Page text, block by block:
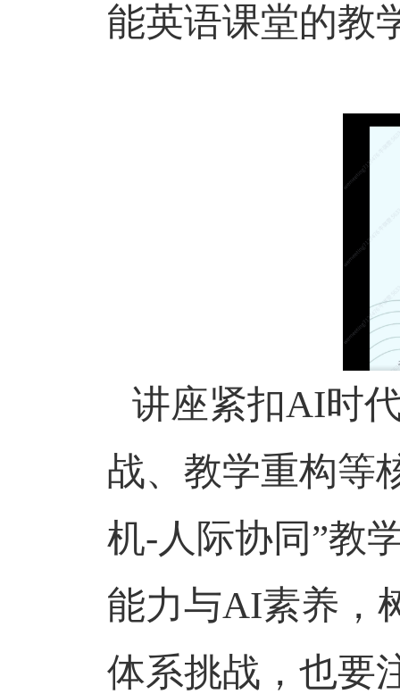
能英语课堂的教
讲座紧扣AI时
战、教学重构等
机-人际协同”教
能力与AI素养，
体系挑战，也要